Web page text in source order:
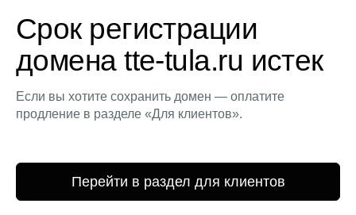
Срок регистрации
домена tte-tula.ru истек
Если вы хотите сохранить домен — оплатите
продление в разделе «Для клиентов».
Перейти в раздел для клиентов